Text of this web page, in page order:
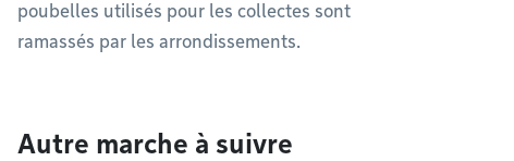
poubelles utilisés pour les collectes sont
ramassés par les arrondissements.
Autre marche à suivre